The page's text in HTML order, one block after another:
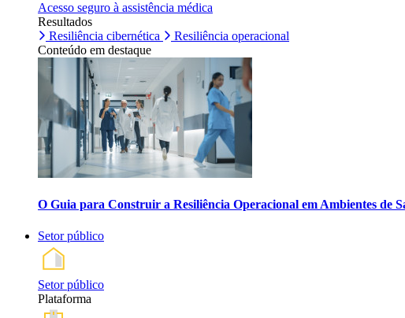
Acesso seguro à assistência médica
Resultados
Resiliência cibernética
Resiliência operacional
Conteúdo em destaque
O Guia para Construir a Resiliência Operacional em Ambientes de
Setor público
Setor público
Plataforma